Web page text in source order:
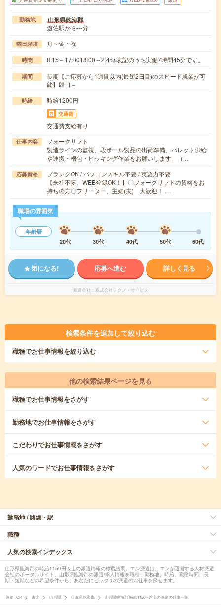
勤務地 山形県飽海郡
遊佐駅から---分
曜日頻度 月～金・祝
時間 8:15～17:0018:00～2:45※表記のうち実働7時間45分です。
期間
長期【ご応募から1週間以内(最短2日目)のスピード就業が可
能】即日～
時給 時給1200円
交通費
交通費支給有り
仕事内容
フォークリフト
製造ラインの監視、段ボール製品の出荷準備、パレット供給
や運搬・梱包・ピッキング作業をお願いします。（…
応募資格
ブランクOK / パソコンスキル不要 / 英語力不要
【来社不要、WEB登録OK！】〇フォークリフトの資格をお
持ちの方〇フリーター、主婦(夫) 大歓迎！ …
職場の雰囲気
年齢層
20代
30代 40代 50代 60代
気になる! 応募へ進む 詳しく見る
派遣会社 株式会社テクノ・サービス
検索条件を追加して絞り込む
職種でお仕事情報を絞り込む
他の検索結果ページを見る
職種でお仕事情報をさがす
勤務地でお仕事情報をさがす
こだわりでお仕事情報をさがす
人気のワードでお仕事情報をさがす
勤務地 / 路線・駅
職種
人気の検索インデックス
山形県飽海郡の時給1150円以上の派遣情報の検索結果。エン派遣は、エンが運営する人材派遣
会社のポータルサイト。山形県飽海郡の派遣/求人情報を職種、勤務地、時給、勤務時間、長
期・短期などの希望条件から、あなたにピッタリの派遣のお仕事を探せます。
派遣TOP 東北 山形県 山形県飽海郡 山形県飽海郡 時給1150円以上の派遣の仕事一覧